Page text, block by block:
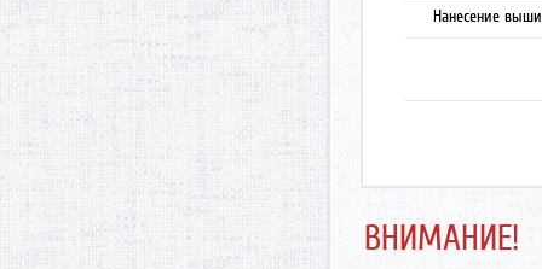
Нанесение
ВНИМАНИЕ!